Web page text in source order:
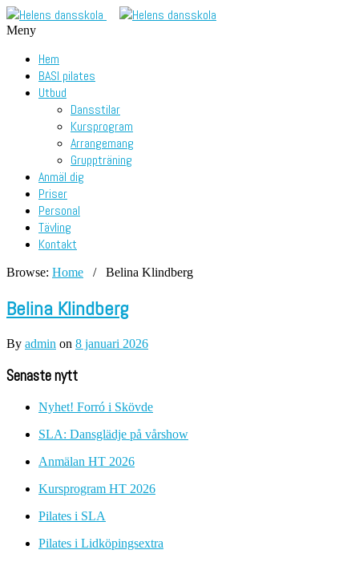
Meny
Hem
BASI pilates
Utbud
Dansstilar
Kursprogram
Arrangemang
Gruppträning
Anmäl dig
Priser
Personal
Tävling
Kontakt
Browse: Home / Belina Klindberg
Belina Klindberg
By admin on 8 januari 2026
Senaste nytt
Nyhet! Forró i Skövde
SLA: Dansglädje på vårshow
Anmälan HT 2026
Kursprogram HT 2026
Pilates i SLA
Pilates i Lidköpingsextra